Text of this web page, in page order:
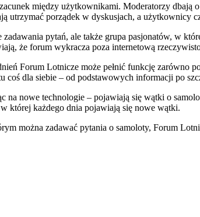
między użytkownikami. Moderatorzy dbają
utrzymać porządek w dyskusjach, a użytkownicy
pytań, ale także grupa pasjonatów, w
że forum wykracza poza internetową
Forum Lotnicze może pełnić funkcję
coś dla siebie – od podstawowych informacji po
na nowe technologie – pojawiają się wątki o
której każdego dnia pojawiają się nowe wątki.
można zadawać pytania o samoloty, Forum